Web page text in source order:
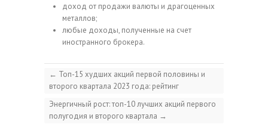
доход от продажи валюты и драгоценных
металлов;
любые доходы, полученные на счет
иностранного брокера.
← Топ-15 худших акций первой половины и
второго квартала 2023 года: рейтинг
Энергичный рост: топ-10 лучших акций первого
полугодия и второго квартала →